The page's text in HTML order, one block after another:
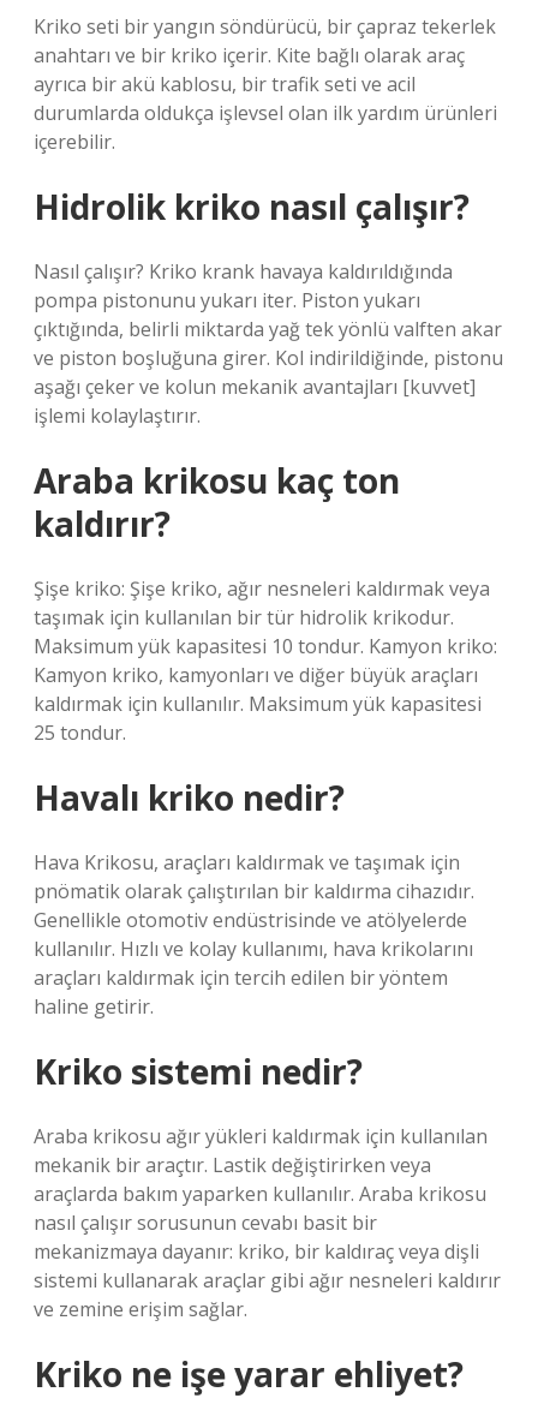
Kriko seti bir yangın söndürücü, bir çapraz tekerlek
anahtarı ve bir kriko içerir. Kite bağlı olarak araç
ayrıca bir akü kablosu, bir trafik seti ve acil
durumlarda oldukça işlevsel olan ilk yardım ürünleri
içerebilir.
Hidrolik kriko nasıl çalışır?
Nasıl çalışır? Kriko krank havaya kaldırıldığında
pompa pistonunu yukarı iter. Piston yukarı
çıktığında, belirli miktarda yağ tek yönlü valften akar
ve piston boşluğuna girer. Kol indirildiğinde, pistonu
aşağı çeker ve kolun mekanik avantajları [kuvvet]
işlemi kolaylaştırır.
Araba krikosu kaç ton
kaldırır?
Şişe kriko: Şişe kriko, ağır nesneleri kaldırmak veya
taşımak için kullanılan bir tür hidrolik krikodur.
Maksimum yük kapasitesi 10 tondur. Kamyon kriko:
Kamyon kriko, kamyonları ve diğer büyük araçları
kaldırmak için kullanılır. Maksimum yük kapasitesi
25 tondur.
Havalı kriko nedir?
Hava Krikosu, araçları kaldırmak ve taşımak için
pnömatik olarak çalıştırılan bir kaldırma cihazıdır.
Genellikle otomotiv endüstrisinde ve atölyelerde
kullanılır. Hızlı ve kolay kullanımı, hava krikolarını
araçları kaldırmak için tercih edilen bir yöntem
haline getirir.
Kriko sistemi nedir?
Araba krikosu ağır yükleri kaldırmak için kullanılan
mekanik bir araçtır. Lastik değiştirirken veya
araçlarda bakım yaparken kullanılır. Araba krikosu
nasıl çalışır sorusunun cevabı basit bir
mekanizmaya dayanır: kriko, bir kaldıraç veya dişli
sistemi kullanarak araçlar gibi ağır nesneleri kaldırır
ve zemine erişim sağlar.
Kriko ne işe yarar ehliyet?